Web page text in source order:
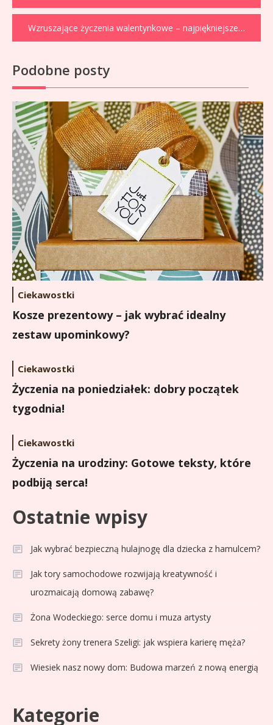
wpisu
Wzruszające życzenia walentynkowe – najpiękniejsze słowa miłości
Podobne posty
Ciekawostki
Kosze prezentowy – jak wybrać idealny
zestaw upominkowy?
Ciekawostki
Życzenia na poniedziałek: dobry początek
tygodnia!
Ciekawostki
Życzenia na urodziny: Gotowe teksty, które
podbiją serca!
Ostatnie wpisy
Jak wybrać bezpieczną hulajnogę dla dziecka z hamulcem?
Jak tory samochodowe rozwijają kreatywność i
urozmaicają domową zabawę?
Żona Wodeckiego: serce domu i muza artysty
Sekrety żony trenera Szeligi: jak wspiera karierę męża?
Wiesiek nasz nowy dom: Budowa marzeń z nową energią
Kategoriekariera i pasje w jednym